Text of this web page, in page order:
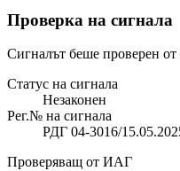
Проверка на сигнала
Сигналът беше проверен
Статус на сигнала
Незаконен
Рег.№ на сигнала
РДГ 04-3016/
Проверяващ от ИАГ